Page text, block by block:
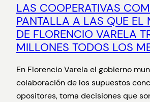
LAS COOPERATIVAS
PANTALLA A LAS QUE EL
DE FLORENCIO VARELA
MILLONES TODOS LOS
En Florencio Varela el gobierno
colaboración de los supuestos
opositores, toma decisiones que